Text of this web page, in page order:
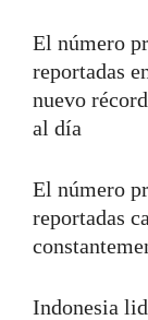
El número
reportadas
nuevo
al día
El número
reportadas
Indonesia